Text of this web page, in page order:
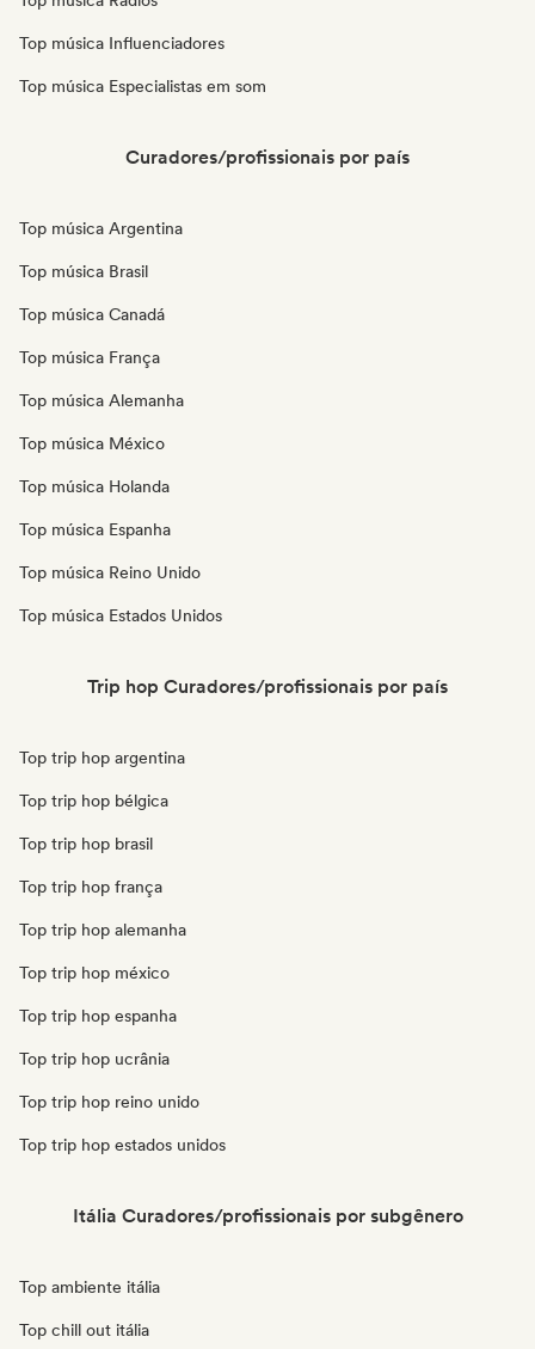
Top música Influenciadores
Top música Especialistas em som
Curadores/profissionais por país
Top música Argentina
Top música Brasil
Top música Canadá
Top música França
Top música Alemanha
Top música México
Top música Holanda
Top música Espanha
Top música Reino Unido
Top música Estados Unidos
Trip hop Curadores/profissionais por país
Top trip hop argentina
Top trip hop bélgica
Top trip hop brasil
Top trip hop frança
Top trip hop alemanha
Top trip hop méxico
Top trip hop espanha
Top trip hop ucrânia
Top trip hop reino unido
Top trip hop estados unidos
Itália Curadores/profissionais por subgênero
Top ambiente itália
Top chill out itália